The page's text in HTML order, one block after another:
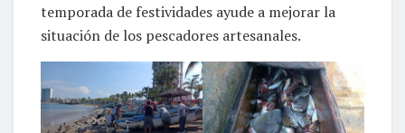
temporada de festividades ayude a mejorar la
situación de los pescadores artesanales.